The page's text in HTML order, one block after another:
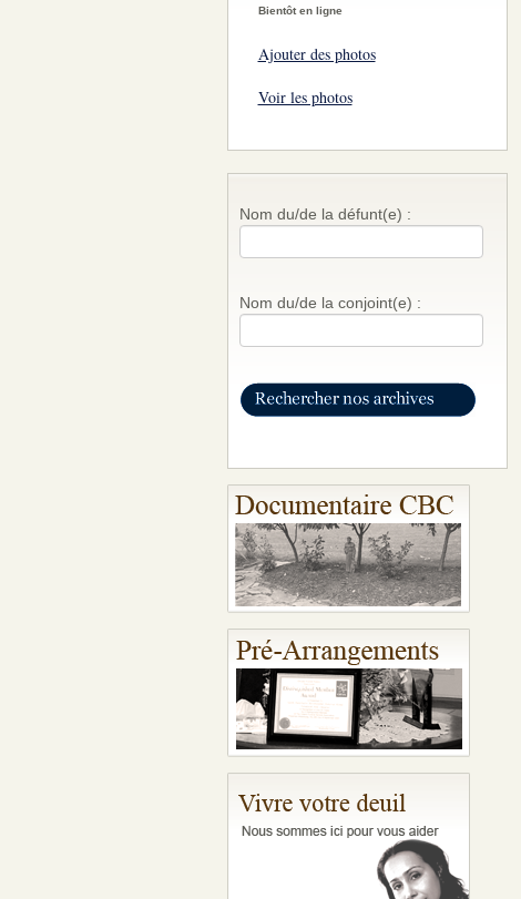
Bientôt en ligne
Ajouter des photos
Voir les photos
Nom du/de la défunt(e) :
Nom du/de la conjoint(e) :